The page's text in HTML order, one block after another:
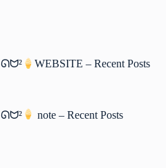
WEBSITE – Recent Posts
note – Recent Posts